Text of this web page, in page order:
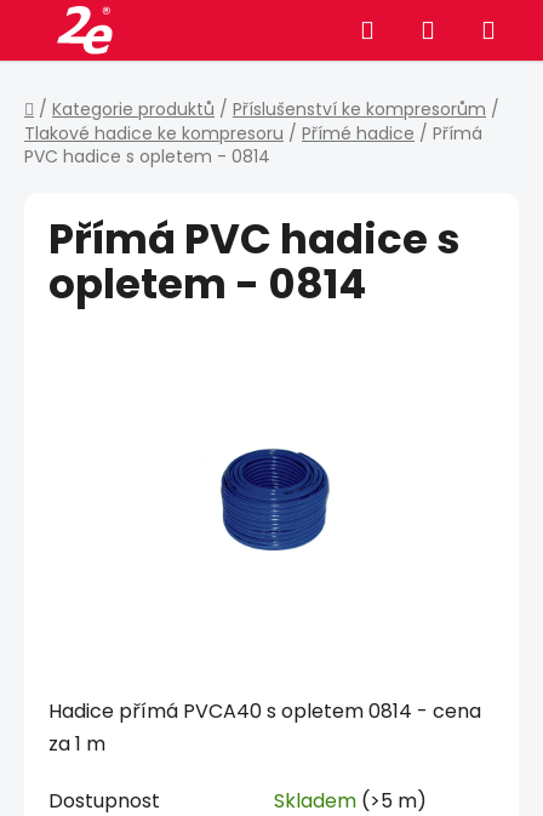
obsah
Hledat NÁKUPNÍ
KOŠÍK
Domů
/ Kategorie produktů / Příslušenství ke kompresorům /
Tlakové hadice ke kompresoru / Přímé hadice / Přímá
PVC hadice s opletem - 0814
Hadice přímá PVCA40 s opletem 0814 - cena
za 1 m
Dostupnost Skladem (>5 m)
Přímá PVC hadice s
opletem - 0814